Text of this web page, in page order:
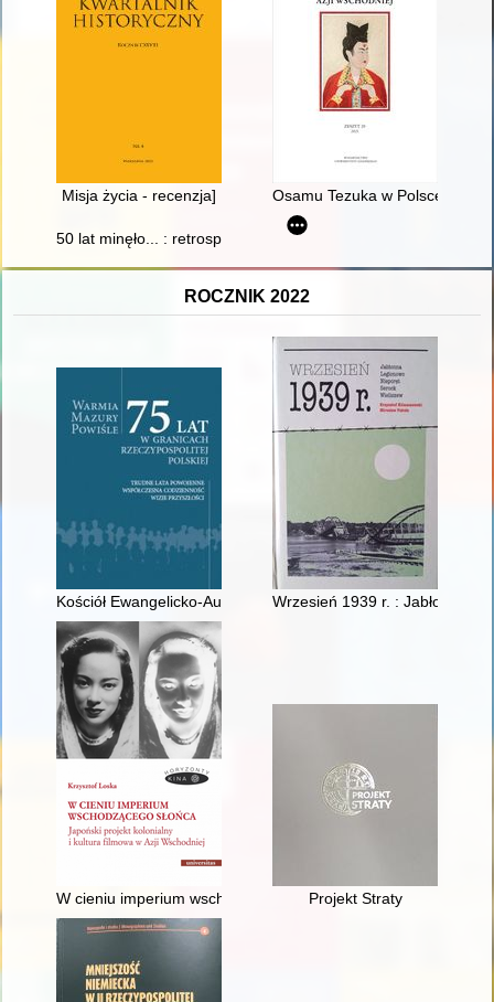
Misja życia - recenzja] Osamu Tezuka w Polsce :
50 lat minęło... : retrospekcje absolwentów Wydziału
ROCZNIK 2022
Kościół Ewangelicko-Augsburski na Mazurach i Warmii oraz
Wrzesień 1939 r. : Jabłonna,
W cieniu imperium wschodzącego słońca : japoński projekt
Projekt Straty